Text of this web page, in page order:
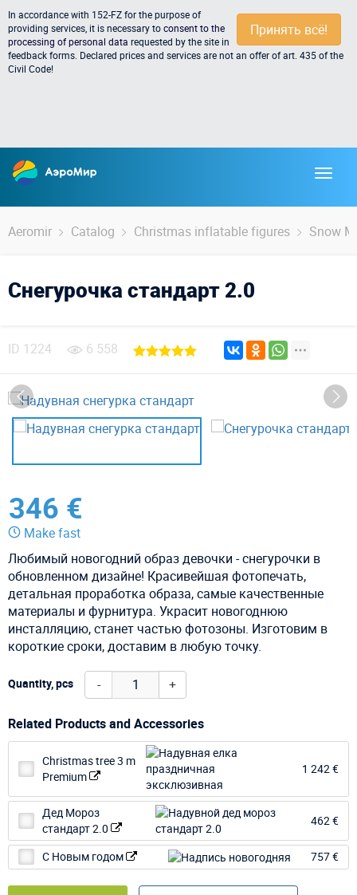
Принять всё!
In accordance with 152-FZ for the purpose of
providing services, it is necessary toconsent to the
processing of personal data requested by the site in
feedback forms. Declared prices and services are not an offer of art. 435 of the
Civil Code!
Aeromir Catalog Christmas inflatable figures Snow
Снегурочка стандарт 2.0
ID 1224 6 558
346 €
Make fast
Любимый новогодний образ девочки - снегурочки в
обновленном дизайне! Красивейшая фотопечать,
детальная проработка образа, самые качественные
материалы и фурнитура. Украсит новогоднюю
инсталляцию, станет частью фотозоны. Изготовим в
короткие сроки, доставим в любую точку.
Quantity, pcs - +
Related Products and Accessories
Christmas tree 3 m
Premium
1 242 €
Дед Мороз
стандарт 2.0
462 €
С Новым годом 757 €